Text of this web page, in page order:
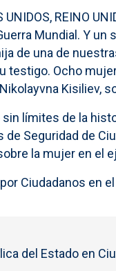
REINO
Mundial. Y
de una de
Ocho
Kisiliev,
límites de la
Seguridad de
la mujer en el
Ciudadanos en
del Estado en